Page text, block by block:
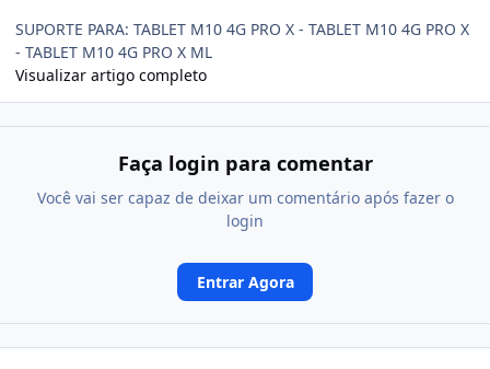
SUPORTE PARA: TABLET M10 4G PRO X - TABLET M10 4G PRO X
- TABLET M10 4G PRO X ML
Visualizar artigo completo
Faça login para comentar
Você vai ser capaz de deixar um comentário após fazer o
login
Entrar Agora